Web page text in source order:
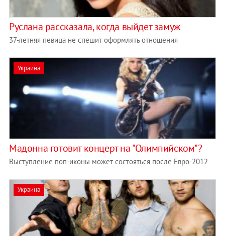
Руслана рассказала, когда выйдет замуж
37-летняя певица не спешит оформлять отношения
Украина
Мадонна готовит концерт на "Олимпийском"?
Выступление поп-иконы может состояться после Евро-2012
Украина